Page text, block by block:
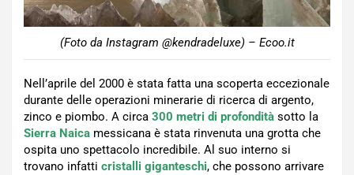
(Foto da Instagram @kendradeluxe) – Ecoo.it
Nell’aprile del 2000 è stata fatta una scoperta eccezionale
durante delle operazioni minerarie di ricerca di argento,
zinco e piombo. A circa 300 metri di profondità sotto la
Sierra Naica messicana è stata rinvenuta una grotta che
ospita uno spettacolo incredibile. Al suo interno si
trovano infatti cristalli giganteschi, che possono arrivare